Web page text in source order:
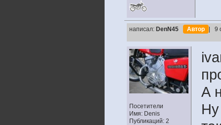
написал: DenN45 Автор | 9
Посетители
Имя: Denis
Публикаций: 2
А